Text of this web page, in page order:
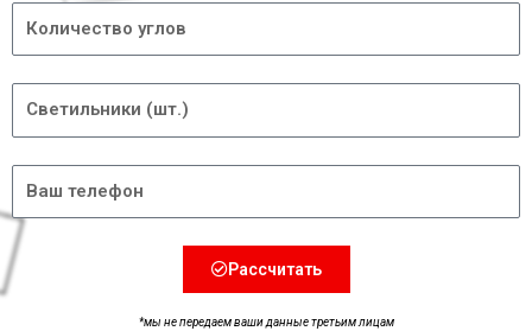
Рассчитать
*мы не передаем ваши данные третьим лицам